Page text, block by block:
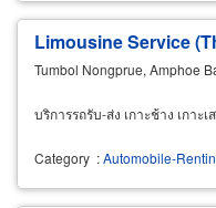
Limousine Service
Tumbol Nongprue, Amphoe
บริการรถรับ-ส่ง เกาะช้าง เกาะ
Category :Automobile-